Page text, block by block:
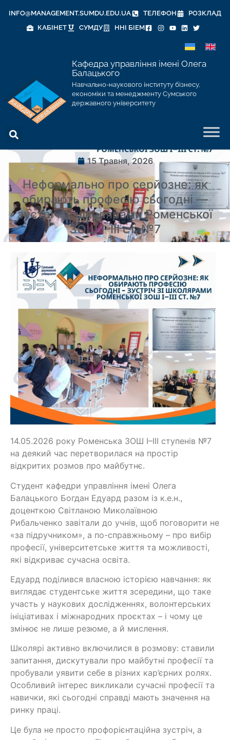
INFO@MANAGEMENT.SUMDU.EDU.UA ТЕЛЕФОН
РОЗКЛАД
КАБІНЕТ
СУМДУ ННІ БІЕМ
Кафедра управління імені Олега
Балацького
Навчально-наукового інституту бізнесу,
економіки та менеджменту Сумського
державного університету
15 Травня, 2026
Неформально про серйозне: як
обирають професію сьогодні —
зустріч зі школярами Роменської
ЗОШ І–ІІІ ст. №7
14.05.2026 року Роменська ЗОШ І–ІІІ ступенів №7
на деякий час перетворилася на простір
відкритих розмов про майбутнє.
Студент кафедри управління імені Олега
Балацького Богдан Едуард разом із к.е.н.,
доценткою Світланою Миколаївною
Рибальченко завітали до учнів, щоб поговорити не
«за підручником», а по-справжньому – про вибір
професії, університетське життя та можливості,
які відкриває сучасна освіта.
Едуард поділився власною історією навчання: як
виглядає студентське життя зсередини, що таке
участь у наукових дослідженнях, волонтерських
ініціативах і міжнародних проєктах – і чому це
змінює не лише резюме, а й мислення.
Школярі активно включилися в розмову: ставили
запитання, дискутували про майбутні професії та
пробували уявити себе в різних кар’єрних ролях.
Особливий інтерес викликали сучасні професії та
навички, які сьогодні справді мають значення на
ринку праці.
Це була не просто профорієнтаційна зустріч, а